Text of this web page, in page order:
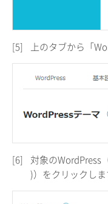
[5] 上のタブから「
[6]
対象のWordPress
)）をクリックしま